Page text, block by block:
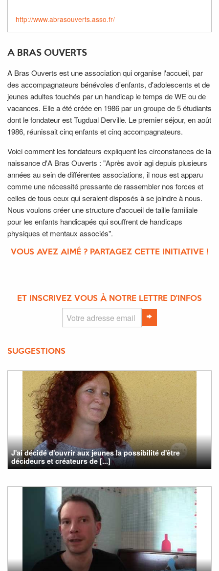
http://www.abrasouverts.asso.fr/
A BRAS OUVERTS
A Bras Ouverts est une association qui organise l'accueil, par
des accompagnateurs bénévoles d'enfants, d'adolescents et de
jeunes adultes touchés par un handicap le temps de WE ou de
vacances. Elle a été créée en 1986 par un groupe de 5 étudiants
dont le fondateur est Tugdual Derville. Le premier séjour, en août
1986, réunissait cinq enfants et cinq accompagnateurs.
Voici comment les fondateurs expliquent les circonstances de la
naissance d'A Bras Ouverts : "Après avoir agi depuis plusieurs
années au sein de différentes associations, il nous est apparu
comme une nécessité pressante de rassembler nos forces et
celles de tous ceux qui seraient disposés à se joindre à nous.
Nous voulons créer une structure d'accueil de taille familiale
pour les enfants handicapés qui souffrent de handicaps
physiques et mentaux associés".
VOUS AVEZ AIMÉ ? PARTAGEZ CETTE INITIATIVE !
ET INSCRIVEZ VOUS À NOTRE LETTRE D'INFOS
SUGGESTIONS
J'ai décidé d'ouvrir aux jeunes la possibilité d'être
décideurs et créateurs de [...]